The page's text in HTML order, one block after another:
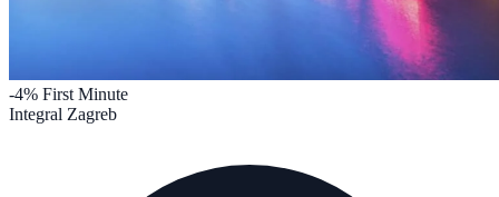
-4% First Minute
Integral Zagreb